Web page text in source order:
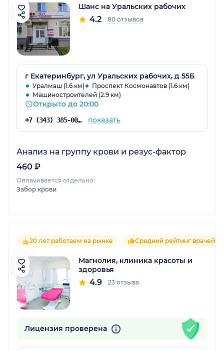
Шанс на Уральских рабочих
4.2 80 отзывов
г Екатеринбург, ул Уральских рабочих, д 55Б
Уралмаш (1.6 км)
Проспект Космонавтов (1.6 км)
Машиностроителей (2.9 км)
Открыто до 20:00
+7 (343) 385-00-01 показать
Анализ на группу крови и резус-фактор
460 ₽
Оплачивается отдельно:
Забор крови
20 лет работаем на рынке Средний рейтинг врачей
Магнолия, клиника красоты и
здоровья
4.9 23 отзыва
Лицензия проверена